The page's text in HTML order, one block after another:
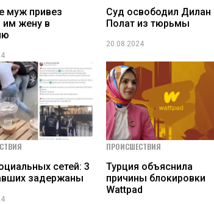
муж привез
им жену в
Суд освободил Дилан
Полат из тюрьмы
20.08.2024
сетей: 3
задержаны
ПРОИСШЕСТВИЯ
Турция объяснила
причины блокировки
Wattpad